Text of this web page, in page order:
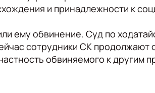
и принадлежности к
ему обвинение. Суд по
сотрудники СК продолжают
обвиняемого к другим